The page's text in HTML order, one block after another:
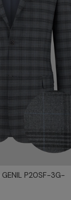
P20SF-3G-